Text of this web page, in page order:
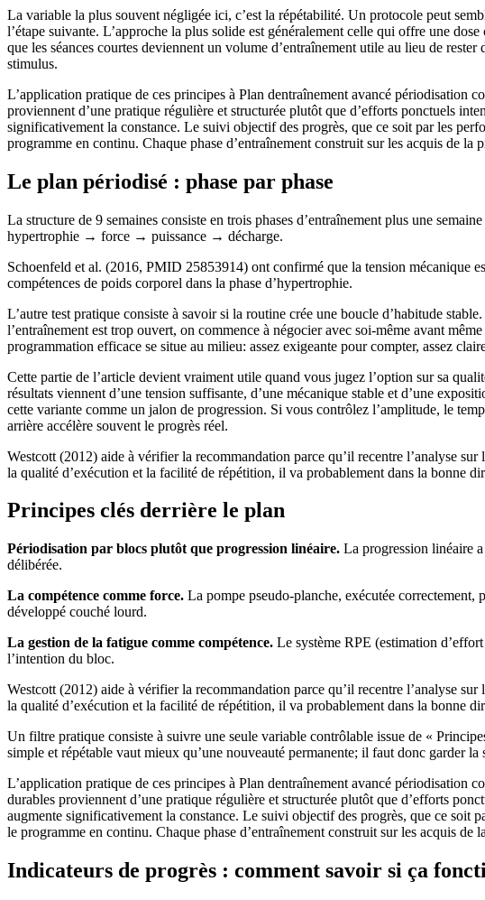
La variable la plus souvent négligée ici, c’est la répétabilité. Un protocole peut
l’étape suivante. L’approche la plus solide est généralement celle qui offre une
que les séances courtes deviennent un volume d’entraînement utile au lieu de
stimulus.
L’application pratique de ces principes à Plan dentraînement avancé périodisation
proviennent d’une pratique régulière et structurée plutôt que d’efforts ponctuels
significativement la constance. Le suivi objectif des progrès, que ce soit par les
programme en continu. Chaque phase d’entraînement construit sur les acquis de
Le plan périodisé : phase par phase
La structure de 9 semaines consiste en trois phases d’entraînement plus une
hypertrophie → force → puissance → décharge.
Schoenfeld et al. (2016, PMID 25853914) ont confirmé que la tension mécanique
compétences de poids corporel dans la phase d’hypertrophie.
L’autre test pratique consiste à savoir si la routine crée une boucle d’habitude
l’entraînement est trop ouvert, on commence à négocier avec soi-même avant
programmation efficace se situe au milieu: assez exigeante pour compter, assez
Cette partie de l’article devient vraiment utile quand vous jugez l’option sur sa
résultats viennent d’une tension suffisante, d’une mécanique stable et d’une
cette variante comme un jalon de progression. Si vous contrôlez l’amplitude, le
arrière accélère souvent le progrès réel.
Westcott (2012) aide à vérifier la recommandation parce qu’il recentre l’analyse
la qualité d’exécution et la facilité de répétition, il va probablement dans la bonne
Principes clés derrière le plan
Périodisation par blocs plutôt que progression linéaire. La progression linéaire
délibérée.
La compétence comme force. La pompe pseudo-planche, exécutée correctement,
développé couché lourd.
La gestion de la fatigue comme compétence. Le système RPE (estimation
l’intention du bloc.
Westcott (2012) aide à vérifier la recommandation parce qu’il recentre l’analyse
la qualité d’exécution et la facilité de répétition, il va probablement dans la bonne
Un filtre pratique consiste à suivre une seule variable contrôlable issue de «
simple et répétable vaut mieux qu’une nouveauté permanente; il faut donc garder
L’application pratique de ces principes à Plan dentraînement avancé périodisation
durables proviennent d’une pratique régulière et structurée plutôt que d’efforts
augmente significativement la constance. Le suivi objectif des progrès, que ce soit
le programme en continu. Chaque phase d’entraînement construit sur les acquis
Indicateurs de progrès : comment savoir si ça